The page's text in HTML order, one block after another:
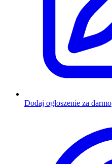
Dodaj ogłoszenie za darmo